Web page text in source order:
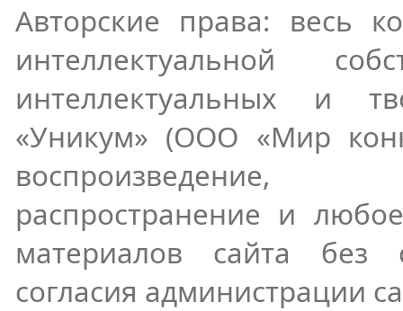
Авторские права: весь
интеллектуальной
интеллектуальных и
«Уникум» (ООО «Мир
распространение и
материалов сайта без
согласия администрации